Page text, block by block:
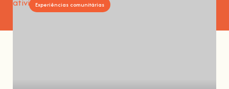
Experiências comunitárias